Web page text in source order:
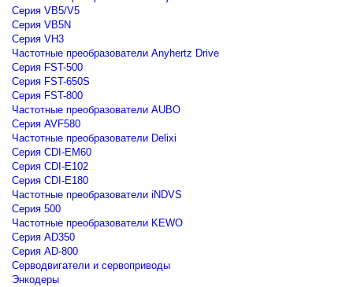
Cерия VB5/V5
Cерия VB5N
Cерия VH3
Частотные преобразователи Anyhertz Drive
Серия FST-500
Серия FST-650S
Серия FST-800
Частотные преобразователи AUBO
Серия AVF580
Частотные преобразователи Delixi
Серия CDI-EM60
Серия CDI-E102
Серия CDI-E180
Частотные преобразователи iNDVS
Серия 500
Частотные преобразователи KEWO
Серия AD350
Серия AD-800
Серводвигатели и сервоприводы
Энкодеры